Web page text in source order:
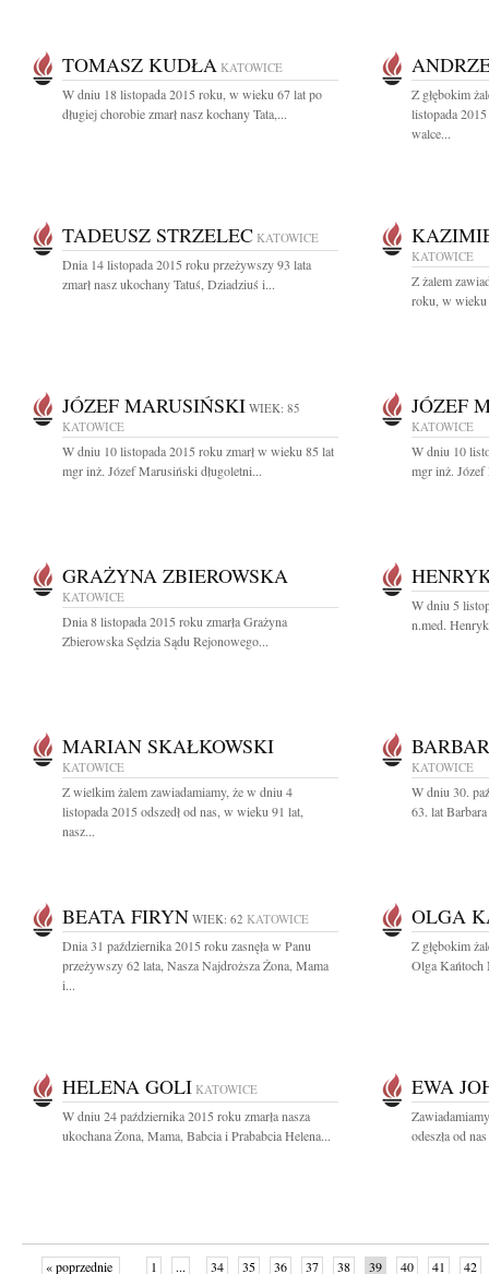
TOMASZ KUDŁA KATOWICE
W dniu 18 listopada 2015 roku, w wieku 67 lat po
długiej chorobie zmarł nasz kochany Tata,...
Z głębokim
listopada
walce...
TADEUSZ STRZELEC KATOWICE
Dnia 14 listopada 2015 roku przeżywszy 93 lata
zmarł nasz ukochany Tatuś, Dziadziuś i...
KATOWICE
Z żalem
roku, w wieku
JÓZEF MARUSIŃSKI WIEK: 85
KATOWICE
W dniu 10 listopada 2015 roku zmarł w wieku 85 lat
mgr inż. Józef Marusiński długoletni...
JÓZEF
KATOWICE
W dniu 10
mgr inż.
GRAŻYNA ZBIEROWSKA
KATOWICE
Dnia 8 listopada 2015 roku zmarła Grażyna
Zbierowska Sędzia Sądu Rejonowego...
W dniu 5
n.med.
MARIAN SKAŁKOWSKI
KATOWICE
Z wielkim żalem zawiadamiamy, że w dniu 4
listopada 2015 odszedł od nas, w wieku 91 lat,
nasz...
KATOWICE
W dniu 30.
63. lat
BEATA FIRYN WIEK: 62 KATOWICE
Dnia 31 października 2015 roku zasnęła w Panu
przeżywszy 62 lata, Nasza Najdroższa Żona, Mama
i...
OLGA
Z głębokim
Olga Kańtoch
HELENA GOLI KATOWICE
W dniu 24 października 2015 roku zmarła nasza
ukochana Żona, Mama, Babcia i Prababcia Helena...
EWA
odeszła od
« poprzednie 1 ... 34 35 36 37 38 39 40 41 42